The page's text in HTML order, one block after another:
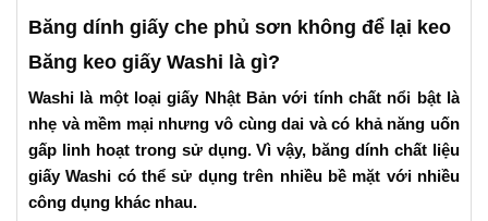
Băng dính giấy che phủ sơn không để lại keo
Băng keo giấy Washi là gì?
Washi là một loại giấy Nhật Bản với tính chất nổi bật là
nhẹ và mềm mại nhưng vô cùng dai và có khả năng uốn
gấp linh hoạt trong sử dụng. Vì vậy, băng dính chất liệu
giấy Washi có thể sử dụng trên nhiều bề mặt với nhiều
công dụng khác nhau.